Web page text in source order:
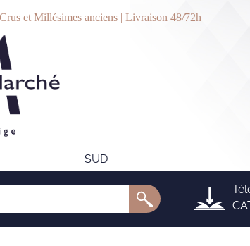
et Millésimes anciens | Livraison 48/72h
SUD